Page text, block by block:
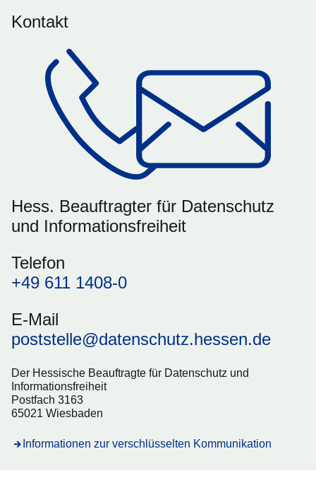
Kontakt
Hess. Beauftragter für Datenschutz
und Informationsfreiheit
Telefon
+49 611 1408-0
E-Mail
poststelle@datenschutz.hessen.de
Der Hessische Beauftragte für Datenschutz und
Informationsfreiheit
Postfach 3163
65021 Wiesbaden
Informationen zur verschlüsselten Kommunikation